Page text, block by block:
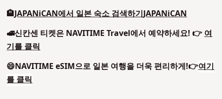
🏨JAPANiCAN에서 일본 숙소 검색하기JAPANiCAN
🚅신칸센 티켓은 NAVITIME Travel에서 예약하세요! 👉여
기를 클릭
😄NAVITIME eSIM으로 일본 여행을 더욱 편리하게!👉여기
를 클릭